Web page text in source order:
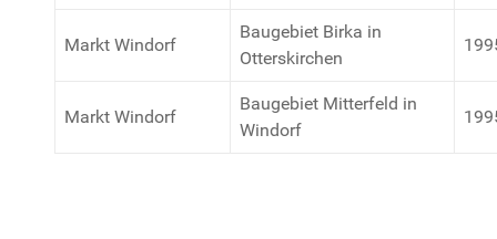
Markt Windorf
Baugebiet Birka in
Otterskirchen
Markt Windorf
Baugebiet Mitterfeld in
Windorf